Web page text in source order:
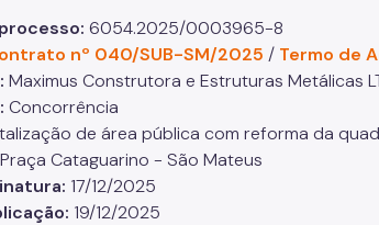
6054.2025/0003965-8
nº 040/SUB-SM/2025 / Termo de
Maximus Construtora e Estruturas Metálicas
Concorrência
de área pública com reforma da
Cataguarino - São Mateus
17/12/2025
19/12/2025